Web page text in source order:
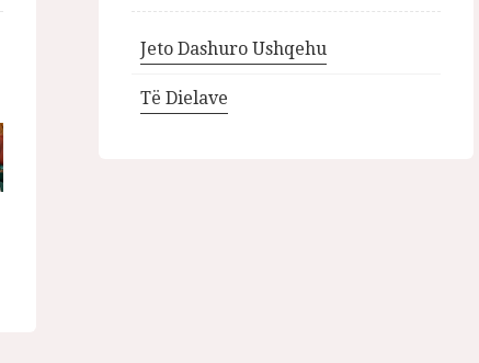
Jeto Dashuro Ushqehu
Të Dielave